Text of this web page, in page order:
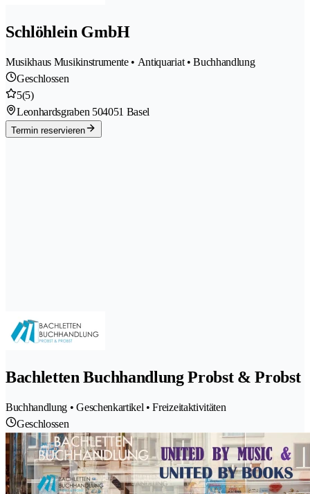
Schlöhlein GmbH
Musikhaus Musikinstrumente • Antiquariat • Buchhandlung
Geschlossen
5(5)
Leonhardsgraben 504051 Basel
Termin reservieren
Bachletten Buchhandlung Probst & Probst
Buchhandlung • Geschenkartikel • Freizeitaktivitäten
Geschlossen